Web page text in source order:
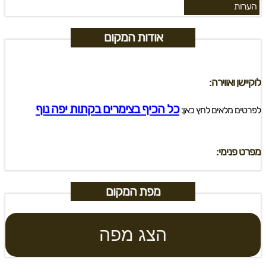
הערות
אודות המקום
לוקיישן ואווירה:
לפרטים מלאים לחץ כאן:כל הכיף בצימרים בקתות יפה נוף
מפרט פנימי:
מפת המקום
הצג מפה